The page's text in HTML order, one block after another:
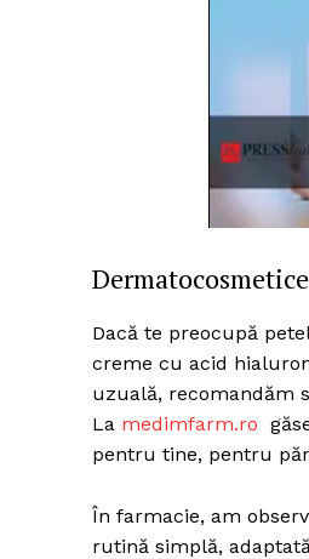
Dacă te preocupă
creme cu acid
uzuală, recomandăm
La medimfarm.ro
pentru tine, pentru
În farmacie, am
rutină simplă,